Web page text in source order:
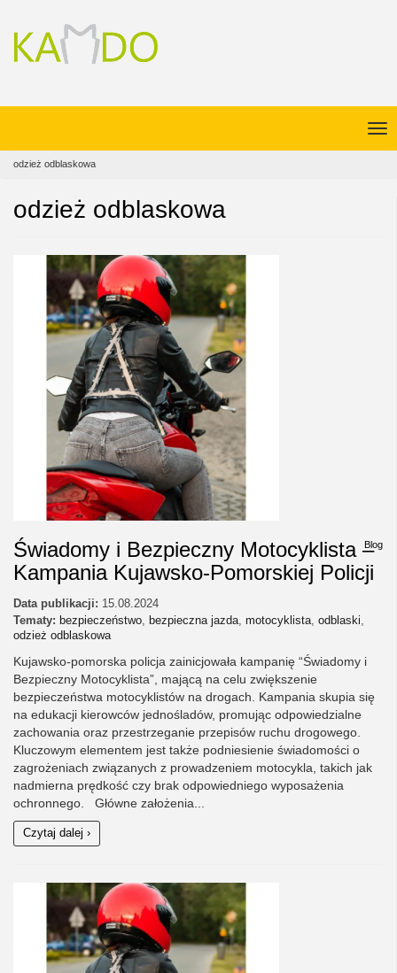
odzież odblaskowa
odzież odblaskowa
Blog
Świadomy i Bezpieczny Motocyklista –
Kampania Kujawsko-Pomorskiej Policji
Data publikacji: 15.08.2024
Tematy: bezpieczeństwo, bezpieczna jazda, motocyklista, odblaski,
odzież odblaskowa
Kujawsko-pomorska policja zainicjowała kampanię “Świadomy i
Bezpieczny Motocyklista”, mającą na celu zwiększenie
bezpieczeństwa motocyklistów na drogach. Kampania skupia się
na edukacji kierowców jednośladów, promując odpowiedzialne
zachowania oraz przestrzeganie przepisów ruchu drogowego.
Kluczowym elementem jest także podniesienie świadomości o
zagrożeniach związanych z prowadzeniem motocykla, takich jak
nadmierna prędkość czy brak odpowiedniego wyposażenia
ochronnego. Główne założenia...
Czytaj dalej ›